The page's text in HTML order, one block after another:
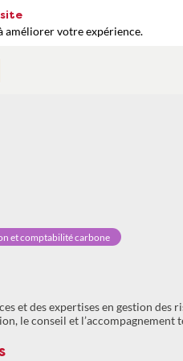
et comptabilité carbone
et des expertises en gestion
le conseil et l’accompagnement
site
améliorer votre expérience.